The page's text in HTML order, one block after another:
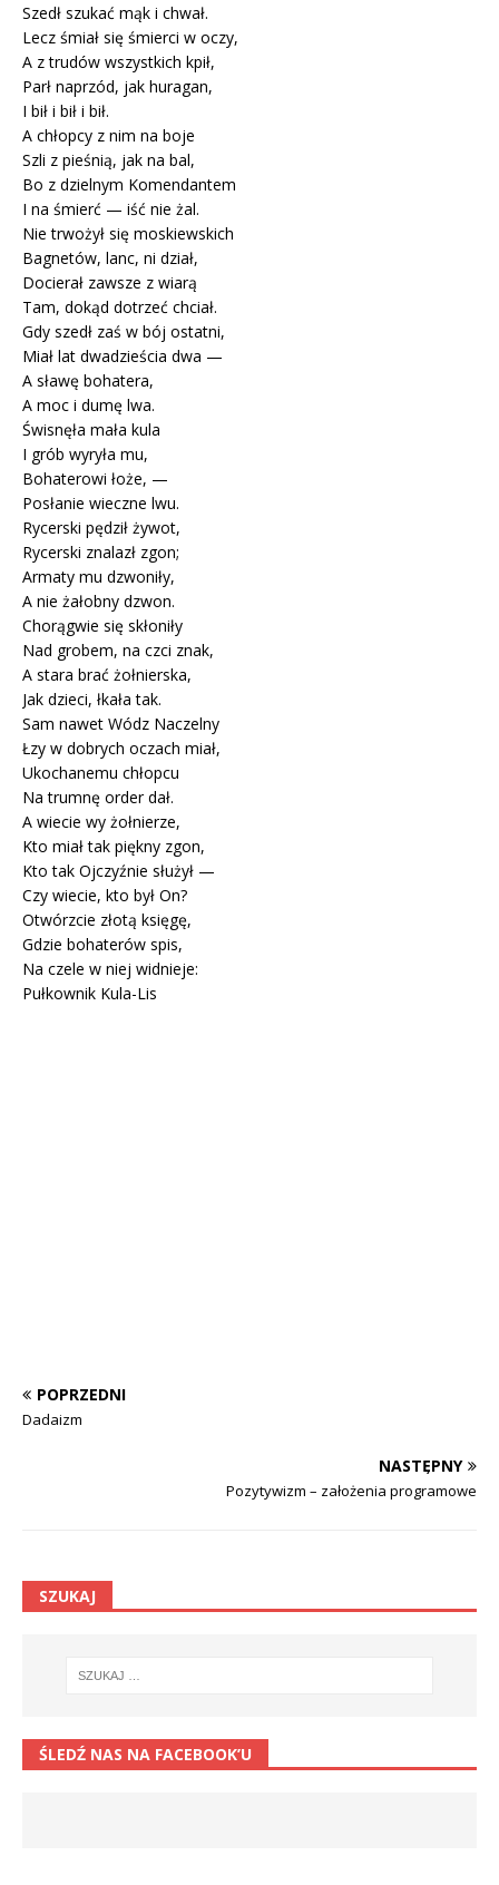
Szedł szukać mąk i chwał.
Lecz śmiał się śmierci w oczy,
A z trudów wszystkich kpił,
Parł naprzód, jak huragan,
I bił i bił i bił.
A chłopcy z nim na boje
Szli z pieśnią, jak na bal,
Bo z dzielnym Komendantem
I na śmierć — iść nie żal.
Nie trwożył się moskiewskich
Bagnetów, lanc, ni dział,
Docierał zawsze z wiarą
Tam, dokąd dotrzeć chciał.
Gdy szedł zaś w bój ostatni,
Miał lat dwadzieścia dwa —
A sławę bohatera,
A moc i dumę lwa.
Świsnęła mała kula
I grób wyryła mu,
Bohaterowi łoże, —
Posłanie wieczne lwu.
Rycerski pędził żywot,
Rycerski znalazł zgon;
Armaty mu dzwoniły,
A nie żałobny dzwon.
Chorągwie się skłoniły
Nad grobem, na czci znak,
A stara brać żołnierska,
Jak dzieci, łkała tak.
Sam nawet Wódz Naczelny
Łzy w dobrych oczach miał,
Ukochanemu chłopcu
Na trumnę order dał.
A wiecie wy żołnierze,
Kto miał tak piękny zgon,
Kto tak Ojczyźnie służył —
Czy wiecie, kto był On?
Otwórzcie złotą księgę,
Gdzie bohaterów spis,
Na czele w niej widnieje:
Pułkownik Kula-Lis
POPRZEDNI
Dadaizm
NASTĘPNY
Pozytywizm – założenia programowe
SZUKAJ
ŚLEDŹ NAS NA FACEBOOK’U